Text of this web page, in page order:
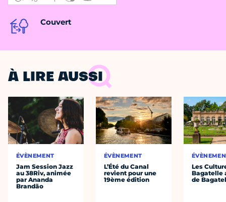
Couvert
À LIRE AUSSI
ÉVÈNEMENT
Jam Session Jazz
au 38Riv, animée
par Ananda
Brandão
ÉVÈNEMENT
L’Été du Canal
revient pour une
19ème édition
Les
Bagatelle
de